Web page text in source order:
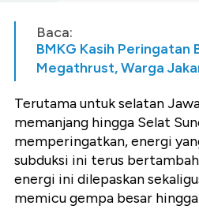
Baca:
BMKG Kasih Peringatan
Megathrust, Warga
Terutama untuk selatan
memanjang hingga Selat
memperingatkan, energi
subduksi ini terus
energi ini dilepaskan
memicu gempa besar